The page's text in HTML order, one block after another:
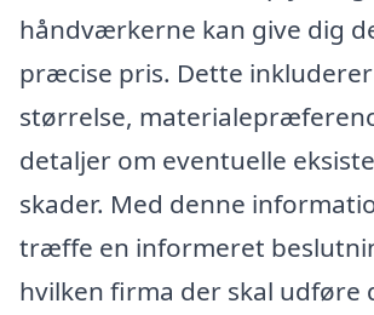
håndværkerne kan give dig
præcise pris. Dette
størrelse,
detaljer om eventuelle
skader. Med denne
træffe en informeret
hvilken firma der skal udføre